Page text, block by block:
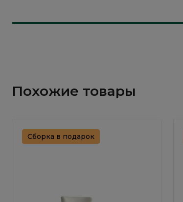
Похожие товары
Сборка в подарок